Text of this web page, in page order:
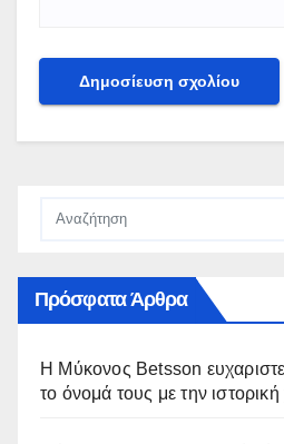
Πρόσφατα Άρθρα
Η Μύκονος Betsson
το όνομά τους με την ιστορική